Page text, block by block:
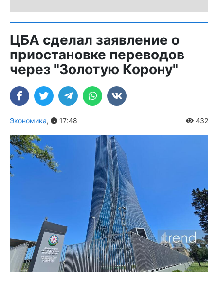
ЦБА сделал заявление о
приостановке переводов
через "Золотую Корону"
Экономика, 17:48 432